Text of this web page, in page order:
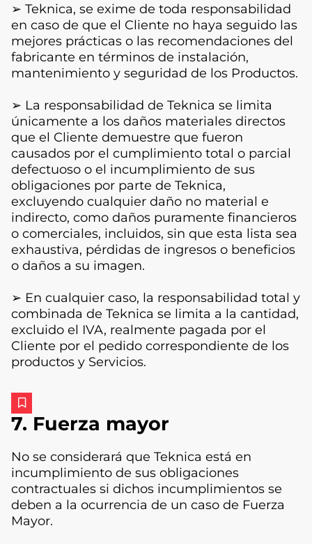
➢ Teknica, se exime de toda responsabilidad
en caso de que el Cliente no haya seguido las
mejores prácticas o las recomendaciones del
fabricante en términos de instalación,
mantenimiento y seguridad de los Productos.
➢ La responsabilidad de Teknica se limita
únicamente a los daños materiales directos
que el Cliente demuestre que fueron
causados por el cumplimiento total o parcial
defectuoso o el incumplimiento de sus
obligaciones por parte de Teknica,
excluyendo cualquier daño no material e
indirecto, como daños puramente financieros
o comerciales, incluidos, sin que esta lista sea
exhaustiva, pérdidas de ingresos o beneficios
o daños a su imagen.
➢ En cualquier caso, la responsabilidad total y
combinada de Teknica se limita a la cantidad,
excluido el IVA, realmente pagada por el
Cliente por el pedido correspondiente de los
productos y Servicios.
7. Fuerza mayor
No se considerará que Teknica está en
incumplimiento de sus obligaciones
contractuales si dichos incumplimientos se
deben a la ocurrencia de un caso de Fuerza
Mayor.